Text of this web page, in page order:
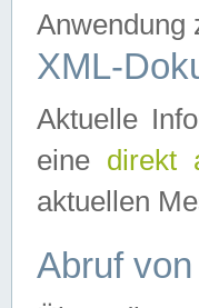
Anwendung
XML-
Aktuelle
eine direkt
aktuellen
Abruf